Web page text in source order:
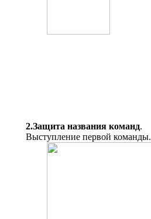
2.Защита названия команд.
Выступление первой команды.